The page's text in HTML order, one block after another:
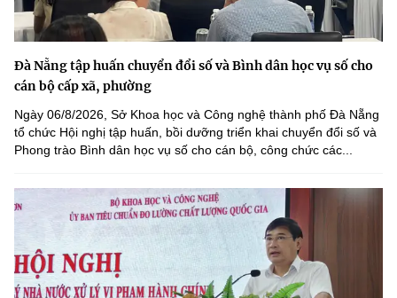
Đà Nẵng tập huấn chuyển đổi số và Bình dân học vụ số cho
cán bộ cấp xã, phường
Ngày 06/8/2026, Sở Khoa học và Công nghệ thành phố Đà Nẵng
tổ chức Hội nghị tập huấn, bồi dưỡng triển khai chuyển đổi số và
Phong trào Bình dân học vụ số cho cán bộ, công chức các...